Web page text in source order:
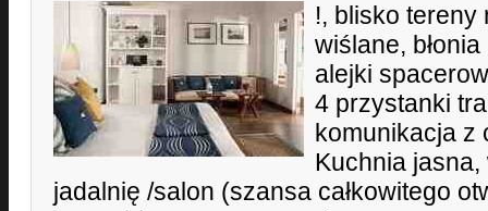
!, blisko
wiślane,
alejki
4 przystanki
komunikacja z
Kuchnia
jadalnię /salon (szansa całkowitego